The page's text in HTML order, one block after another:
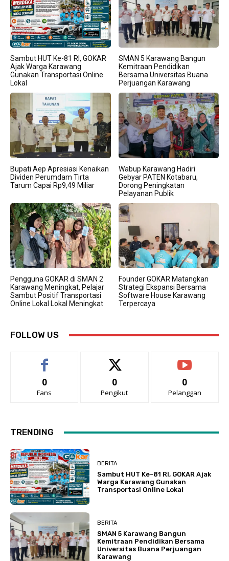
Sambut HUT Ke-81 RI, GOKAR
Ajak Warga Karawang
Gunakan Transportasi Online
Lokal
SMAN 5 Karawang Bangun
Kemitraan Pendidikan
Bersama Universitas Buana
Perjuangan Karawang
Bupati Aep Apresiasi Kenaikan
Dividen Perumdam Tirta
Tarum Capai Rp9,49 Miliar
Wabup Karawang Hadiri
Gebyar PATEN Kotabaru,
Dorong Peningkatan
Pelayanan Publik
Pengguna GOKAR di SMAN 2
Karawang Meningkat, Pelajar
Sambut Positif Transportasi
Online Lokal Lokal Meningkat
Founder GOKAR Matangkan
Strategi Ekspansi Bersama
Software House Karawang
Terpercaya
FOLLOW US
0
Fans
0
Pengikut
0
Pelanggan
TRENDING
BERITA
Sambut HUT Ke-81 RI, GOKAR Ajak
Warga Karawang Gunakan
Transportasi Online Lokal
BERITA
SMAN 5 Karawang Bangun
Kemitraan Pendidikan Bersama
Universitas Buana Perjuangan
Karawang